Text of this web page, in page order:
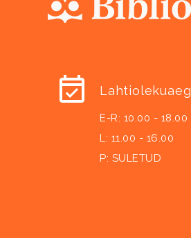
Lahtiolekuaeg
E-R: 10.00 - 18.00
L: 11.00 - 16.00
P: SULETUD